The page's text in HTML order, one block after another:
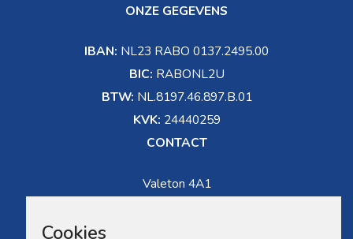
ONZE GEGEVENS
IBAN: NL23 RABO 0137.2495.00
BIC: RABONL2U
BTW: NL.8197.46.897.B.01
KVK: 24440259
CONTACT
Valeton 4A1
Cookies